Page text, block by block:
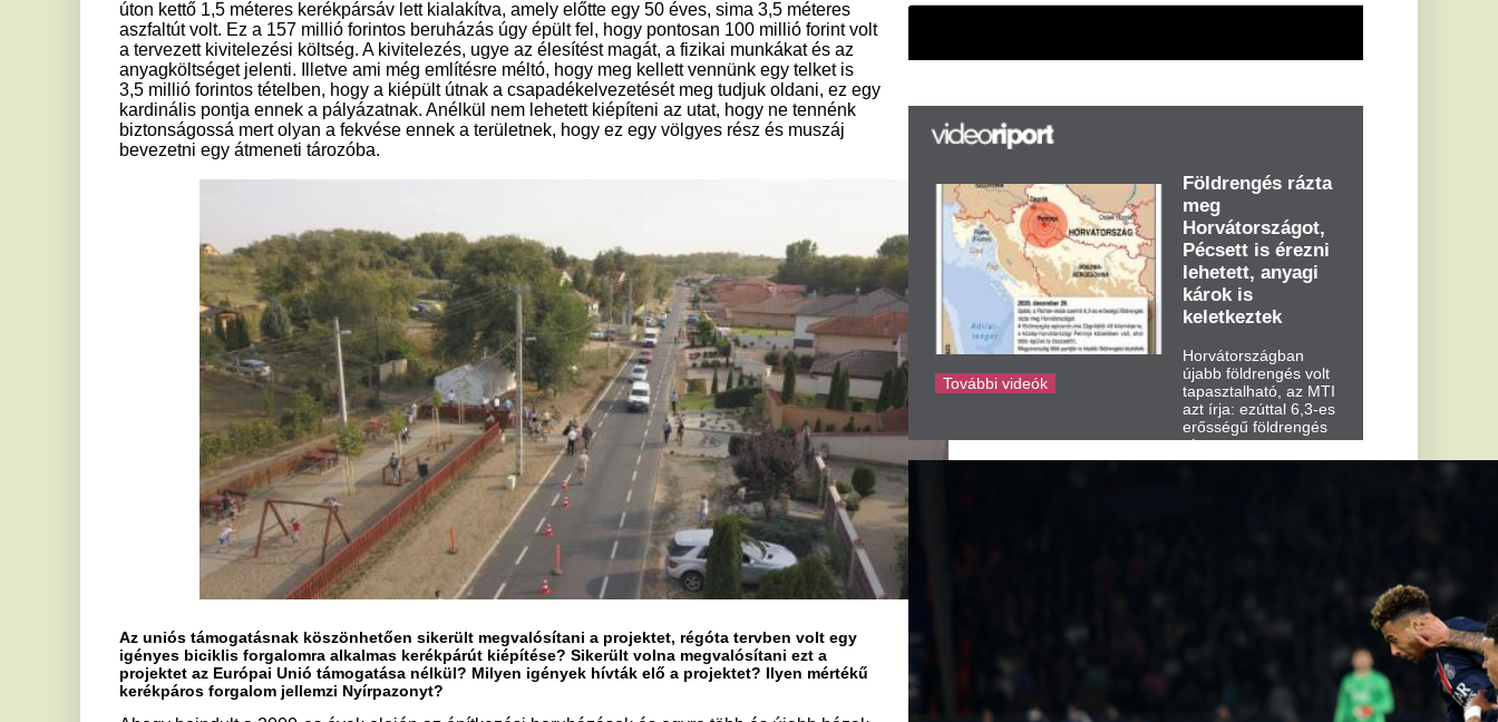
Az uniós támogatásnak köszönhetően sikerült megvalósítani a projektet, régóta tervben volt egy
igényes biciklis forgalomra alkalmas kerékpárút kiépítése? Sikerült volna megvalósítani ezt a
projektet az Európai Unió támogatása nélkül? Milyen igények hívták elő a projektet? Ilyen mértékű
kerékpáros forgalom jellemzi Nyírpazonyt?
Ahogy beindult a 2000-es évek elején az építkezési beruházások és egyre több és újabb házak
nőttek ki és épültek, így megnövekedett az igény is az útszélesítésre. Az az igazság, hogy
nagyon-nagyon szeretik és nagyon sokan használják azt lehetőségként főleg nyáron, tavasszal,
de még ősszel is, hogy munkába kerékpárral járnak. Nyíregyháza és Nyírpazony táblája 5
kilométerre van egymástól, tehát felpattannak a biciklire és bemennek kerékpárral dolgozni. Ez
egy általános tendencia itt nálunk, hogy ezt egyre többen veszik igénybe. Vagy sokan
kerékpárral mennek el bevásárolni az út szélén álló, Nyíregyházához tartozó bevásárlóközpont
részhez. Nyíregyháza is nagyon sok önerőt tett bele a pályázatokon kívül, hogy kerékpárutat
fejlesszen, újítson fel vagy építsen ki. Ezenkívül szabadidősprogramok keretében is nagy igény
volt erre a fejlesztésre hiszen, ha biztonságosan elakarunk jutni Nyírpazonyból a Nyíregyházai
Állatkertbe az egy család számára teljesen kellemes kis kerékpártúra.
Horvátországot,
károk is
Horvátországban
újabb földrengés volt
tapasztalható, az MTI
rázta meg
Horvátországot
kedden kora...